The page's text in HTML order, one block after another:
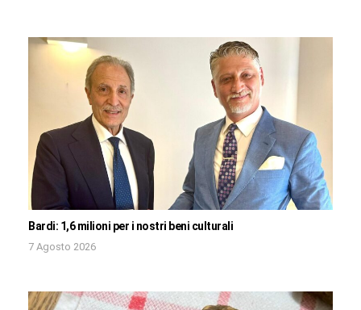
Bardi: 1,6 milioni per i nostri beni culturali
7 Agosto 2026